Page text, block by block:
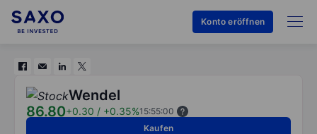
Konto eröffnen
Wendel
86.80+0.30 / +0.35%15:55:00
Kaufen